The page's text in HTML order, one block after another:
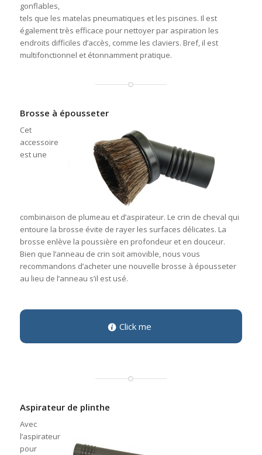
gonflables,
tels que les matelas pneumatiques et les piscines. Il est
également très efficace pour nettoyer par aspiration les
endroits difficiles d’accès, comme les claviers. Bref, il est
multifonctionnel et étonnamment pratique.
Brosse à épousseter
Cet
accessoire
est une
combinaison de plumeau et d’aspirateur. Le crin de cheval qui
entoure la brosse évite de rayer les surfaces délicates. La
brosse enlève la poussière en profondeur et en douceur.
Bien que l’anneau de crin soit amovible, nous vous
recommandons d’acheter une nouvelle brosse à épousseter
au lieu de l’anneau s’il est usé.
Click me
Aspirateur de plinthe
Avec
l’aspirateur
pour